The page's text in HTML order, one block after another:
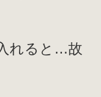
れると…故